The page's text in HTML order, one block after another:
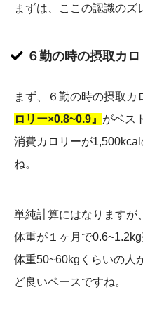
まずは、ここの認識のズ
６勤の時の摂取カ
まず、６勤の時の摂取カ
ロリー×0.8~0.9』 がベス
消費カロリーが
ね。
単純計算にはなりますが
体重が１ヶ月で0.6~1.2kg
体重50~60kgくらいの人
ど良いペースですね。